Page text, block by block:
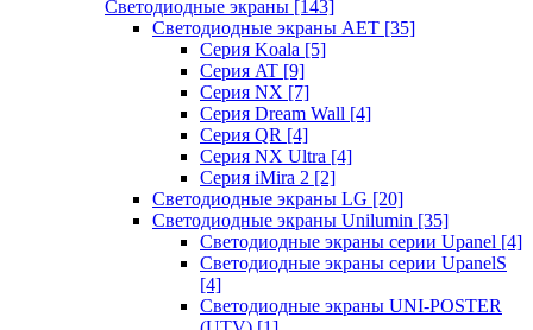
Светодиодные экраны [143]
Светодиодные экраны AET [35]
Cерия Koala [5]
Серия AT [9]
Серия NX [7]
Серия Dream Wall [4]
Серия QR [4]
Серия NX Ultra [4]
Серия iMira 2 [2]
Светодиодные экраны LG [20]
Светодиодные экраны Unilumin [35]
Светодиодные экраны серии Upanel [4]
Светодиодные экраны серии UpanelS
[4]
Светодиодные экраны UNI-POSTER